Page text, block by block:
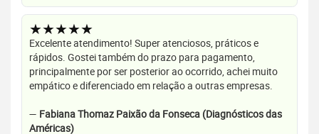
★★★★★
Excelente atendimento! Super atenciosos, práticos e
rápidos. Gostei também do prazo para pagamento,
principalmente por ser posterior ao ocorrido, achei muito
empático e diferenciado em relação a outras empresas.
— Fabiana Thomaz Paixão da Fonseca (Diagnósticos das
Américas)